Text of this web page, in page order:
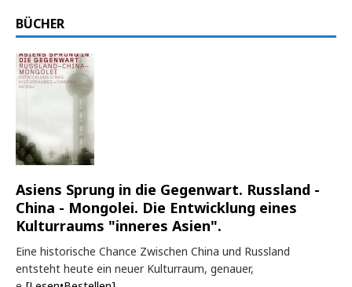
BÜCHER
Asiens Sprung in die Gegenwart. Russland -
China - Mongolei. Die Entwicklung eines
Kulturraums "inneres Asien".
Eine historische Chance Zwischen China und Russland
entsteht heute ein neuer Kulturraum, genauer,